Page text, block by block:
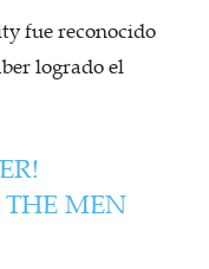
fue reconocido
logrado el
MEN